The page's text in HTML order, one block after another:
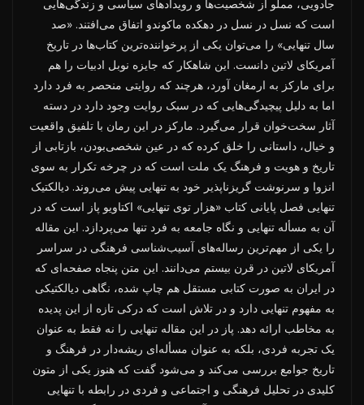
جادویی، مملو از شخصیت‌ها و رویدادهای سیاسی و زندگی‌هایی
است که نسل در نسل در دهکده ماکوندو اتفاق می‌افتند. «صد
سال تنهایی» را می‌توان یکی از پرخواننده‌ترین کتاب‌ها در تاریخ
آمریکای لاتین دانست. این شاهکار که جایزه نوبل ادبیات را هم
برای مارکز به ارمغان آورد، هرچند که روایتی منحصر به فرد دارد
اما به دلیل پیچیدگی‌هایی که در سبک روایت وجود دارد در دسته
آثار سخت‌خوان قرار می‌گیرد. مارکز در این رمان با تلفیق واقعیت
و خیال، داستانی را خلق کرده که در عین شخصی‌بودن، بازتابی از
تاریخ و هویت و فرهنگ یک ملت است که در چرخه تکرار به سوی
انزوا و سرنوشت گریزناپذیر خود به تنهایی پیش می‌روند. دیالکتیک
تنهایی فصل پایانی کتاب «هزار توی تنهایی» اکتاویو پاز است که در
آن به مسأله تنهایی و نگاه جامعه به فرد تنها می‌پردازد. این مقاله
را یکی از مهم‌ترین رساله‌های آسیب‌شناسی فرهنگی در سراسر
آمریکای لاتین در قرن بیستم می‌دانند. این متن پنجاه صفحه‌ای که
در ایران به صورت کتابی مستقل هم چاپ شده، نگاهی دیالکتیکی
به مفهوم تنهایی دارد و در تلاش است که درکی تازه از این پدیده
به مخاطب ارائه دهد. پاز در این مقاله تنهایی را نه فقط به عنوان
یک تجربه فردی، بلکه به عنوان مسأله‌ای ریشه‌دار در فرهنگ و
تاریخ جوامع بررسی می‌کند و ‌می‌شود گفت که هنوز یکی از متون
کلیدی در تحلیل فرهنگی و اجتماعی و فردی در رابطه با تنهایی